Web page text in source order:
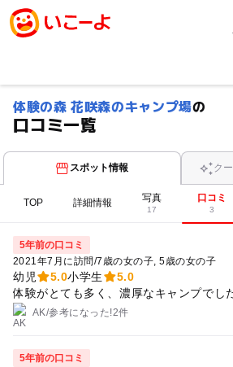
体験の森 花咲森のキャンプ場の
口コミ一覧
スポット情報 ク
TOP 詳細情報 写真
17
口コミ
3
5年前の口コミ
2021年7月に訪問/7歳の女の子 5歳の女の子
幼児 5.0小学生
5.0
体験がとても多く、濃厚なキャンプでし
AK/参考に なった!2件
5年前の口コミ